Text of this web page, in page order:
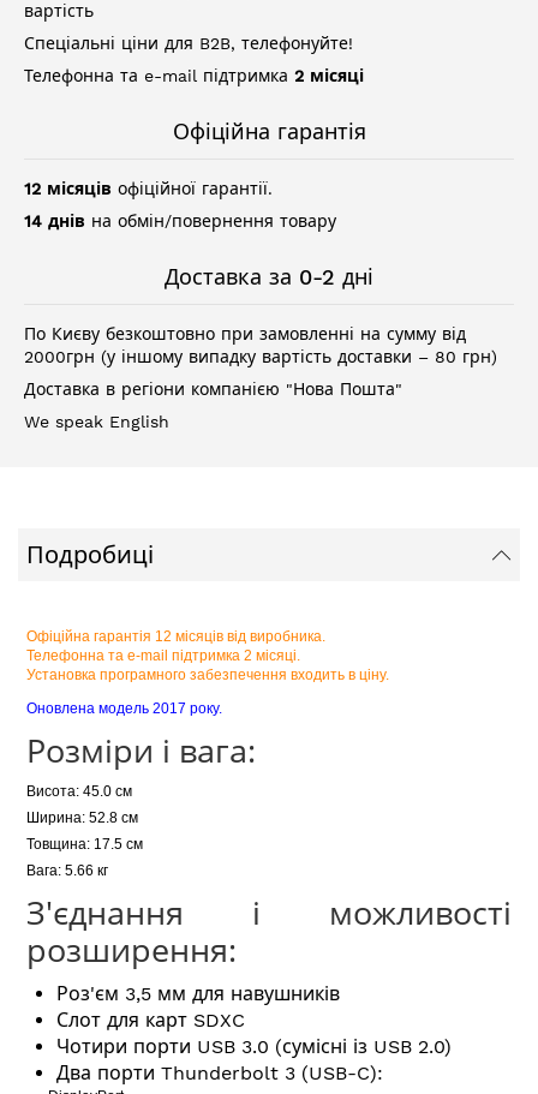
вартість
Спеціальні ціни для B2B, телефонуйте!
Телефонна та e-mail підтримка 2 місяці
Офіційна гарантія
12 місяців офіційної гарантії.
14 днів на обмін/повернення товару
Доставка за 0-2 дні
По Києву безкоштовно при замовленні на сумму від
2000грн (у іншому випадку вартість доставки – 80 грн)
Доставка в регіони компанією "Нова Пошта"
We speak English
Подробиці
Офіційна гарантія 12 місяців від виробника.
Телефонна та e-mail підтримка 2 місяці.
Установка програмного забезпечення входить в ціну.
Оновлена модель 2017 року.
Розміри і вага:
Висота: 45.0 см
Ширина: 52.8 см
Товщина: 17.5 см
Вага: 5.66 кг
З'єднання і можливості
розширення:
Роз'єм 3,5 мм для навушників
Слот для карт SDXC
Чотири порти USB 3.0 (сумісні із USB 2.0)
Два порти Thunderbolt 3 (USB-C):